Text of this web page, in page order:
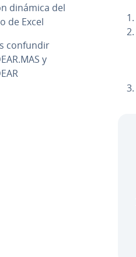
dinámica del
de Excel
confundir
y